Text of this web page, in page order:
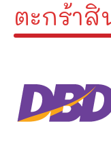
ตะกร้าสิ